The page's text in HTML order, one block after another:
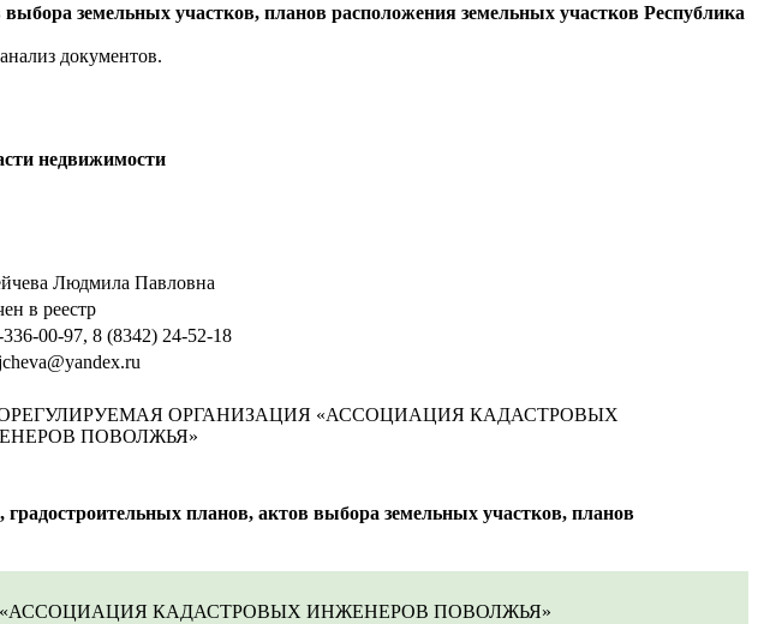
земельных участков, планов расположения земельных участков Республика
документов.
недвижимости
Людмила Павловна
в реестр
00-97, 8 (8342) 24-52-18
ОРГАНИЗАЦИЯ «АССОЦИАЦИЯ КАДАСТРОВЫХ
ПОВОЛЖЬЯ»
планов, актов выбора земельных участков, планов
КАДАСТРОВЫХ ИНЖЕНЕРОВ ПОВОЛЖЬЯ»